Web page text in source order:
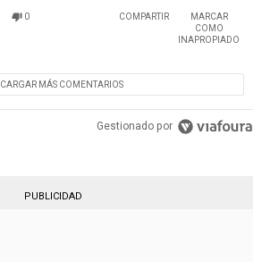
0 COMPARTIR
MARCAR
COMO
INAPROPIADO
CARGAR MÁS COMENTARIOS
Gestionado por
PUBLICIDAD